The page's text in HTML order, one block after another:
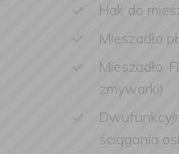
Hak do
Mieszadło
Mieszadło
zmywarki).
ściągania